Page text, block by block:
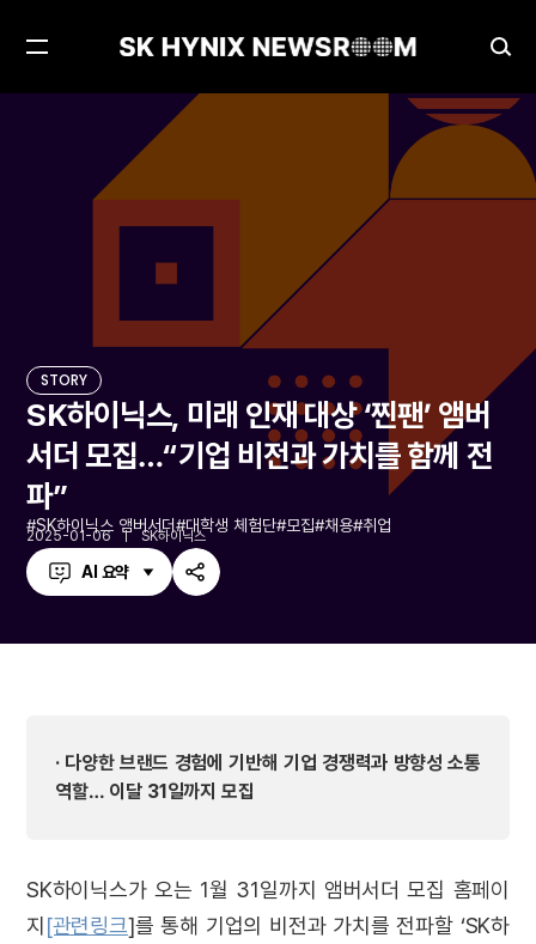
검
색
열
메
STORY
SK하이닉스, 미래 인재 대상 ‘찐팬’ 앰버
서더 모집…“기업 비전과 가치를 함께 전
파”
SK하이닉스 앰버서더 대학생 체험단 모집 채용 취업
2025-01-06 SK하이닉스
AI 요약
공
하
SK하이닉스, 미래 인재 대상 ‘찐팬’ 앰버서더 모집…“기업 비전과 가치를 함께 전파”
· 다양한 브랜드 경험에 기반해 기업 경쟁력과 방향성 소통
역할… 이달 31일까지 모집
SK하이닉스가 오는 1월 31일까지 앰버서더 모집 홈페이
지[관련링크]를 통해 기업의 비전과 가치를 전파할 ‘SK하